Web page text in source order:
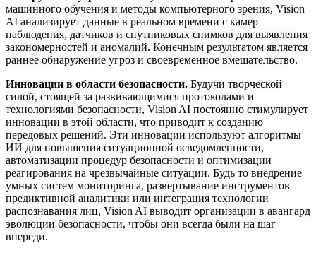
машинного обучения и методы компьютерного зрения, Vision
AI анализирует данные в реальном времени с камер
наблюдения, датчиков и спутниковых снимков для выявления
закономерностей и аномалий. Конечным результатом является
раннее обнаружение угроз и своевременное вмешательство.
Инновации в области безопасности. Будучи творческой
силой, стоящей за развивающимися протоколами и
технологиями безопасности, Vision AI постоянно стимулирует
инновации в этой области, что приводит к созданию
передовых решений. Эти инновации используют алгоритмы
ИИ для повышения ситуационной осведомленности,
автоматизации процедур безопасности и оптимизации
реагирования на чрезвычайные ситуации. Будь то внедрение
умных систем мониторинга, развертывание инструментов
предиктивной аналитики или интеграция технологии
распознавания лиц, Vision AI выводит организации в авангард
эволюции безопасности, чтобы они всегда были на шаг
впереди.